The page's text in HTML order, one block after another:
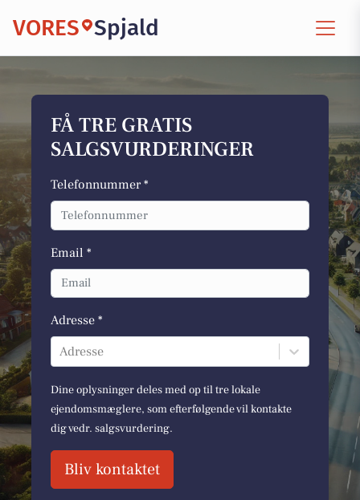
VORES Spjald
FÅ TRE GRATIS
SALGSVURDERINGER
Telefonnummer *
Email *
Adresse *
Adresse
Dine oplysninger deles med op til tre lokale
ejendomsmæglere, som efterfølgende vil kontakte
dig vedr. salgsvurdering.
Bliv kontaktet